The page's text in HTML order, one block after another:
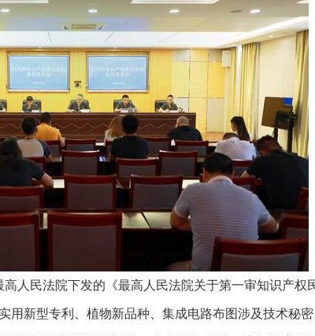
民法院下发的《最高人民法院关于第一审知识产权
新型专利、植物新品种、集成电路布图涉及技术秘